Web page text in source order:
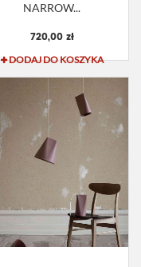
NARROW...
720,00 zł
DODAJ DO KOSZYKA